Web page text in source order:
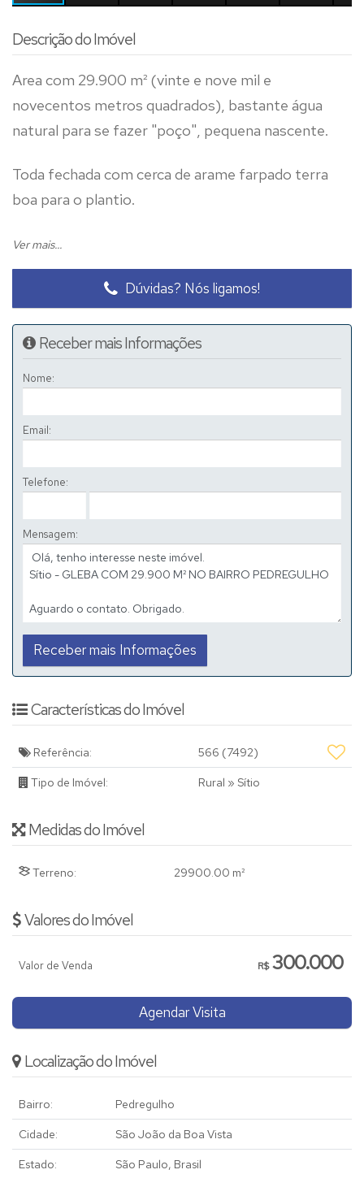
Descrição do Imóvel
Area com 29.900 m² (vinte e nove mil e
novecentos metros quadrados), bastante água
natural para se fazer "poço", pequena nascente.
Toda fechada com cerca de arame farpado terra
boa para o plantio.
Área de declive, abaixo do nivel da estrada, nos
fundos um pequeno ribeirão formando uma
especie de "vale".
Ideal para plantar eucalipto ou arvores frutiferas.
Agendar visita.
Ver mais...
Dúvidas? Nós ligamos!
Receber mais Informações
Nome:
Email:
Telefone:
Mensagem:
Características do Imóvel
Referência: 566 (7492)
Tipo de Imóvel: Rural » Sítio
Medidas do Imóvel
Terreno: 29900.00 m²
Valores do Imóvel
R$300.000
Valor de Venda
Agendar Visita
Localização do Imóvel
Bairro: Pedregulho
Cidade: São João da Boa Vista
Estado: São Paulo, Brasil